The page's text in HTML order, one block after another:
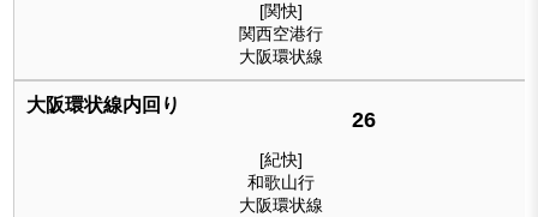
[関快]
関西空港行
大阪環状線
26
[紀快]
和歌山行
大阪環状線